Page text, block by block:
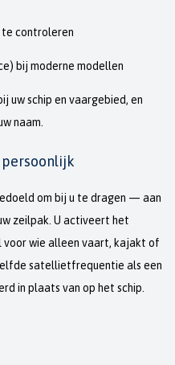
te controleren
bij moderne modellen
uw schip en vaargebied, en
naam.
persoonlijk
om bij u te dragen — aan
zeilpak. U activeert het
voor wie alleen vaart, kajakt of
satellietfrequentie als een
in plaats van op het schip.